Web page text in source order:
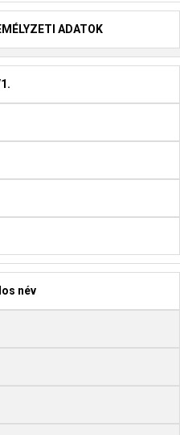
ADATOK
1.
név